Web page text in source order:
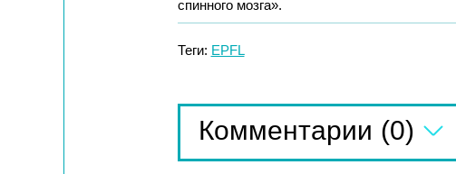
спинного мозга».
Теги: EPFL
Комментарии (0)